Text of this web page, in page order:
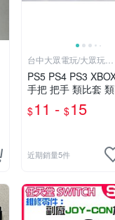
台中大眾電玩/大眾玩具
店
PS5 PS4 PS3
手把 把手 類比套
滑保護套 香菇 磨菇
防塵套【台中大眾電
$11 - $15
近期銷量5件